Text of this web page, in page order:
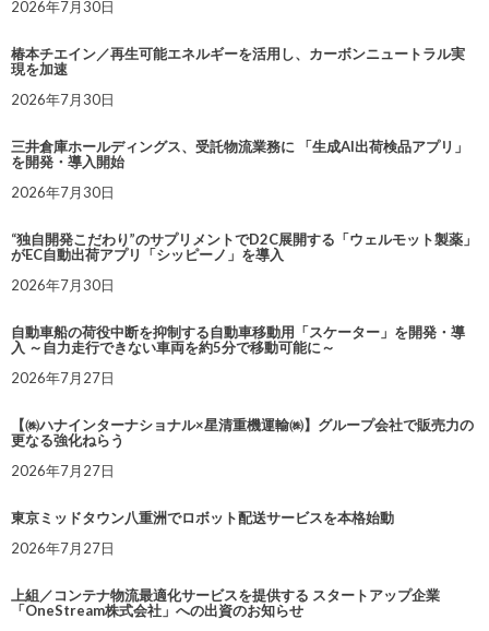
2026年7月30日
椿本チエイン／再生可能エネルギーを活用し、カーボンニュートラル実
現を加速
2026年7月30日
三井倉庫ホールディングス、受託物流業務に 「生成AI出荷検品アプリ」
を開発・導入開始
2026年7月30日
“独自開発こだわり”のサプリメントでD2C展開する「ウェルモット製薬」
がEC自動出荷アプリ「シッピーノ」を導入
2026年7月30日
自動車船の荷役中断を抑制する自動車移動用「スケーター」を開発・導
入 ～自力走行できない車両を約5分で移動可能に～
2026年7月27日
【㈱ハナインターナショナル×星清重機運輸㈱】グループ会社で販売力の
更なる強化ねらう
2026年7月27日
東京ミッドタウン八重洲でロボット配送サービスを本格始動
2026年7月27日
上組／コンテナ物流最適化サービスを提供する スタートアップ企業
「OneStream株式会社」への出資のお知らせ